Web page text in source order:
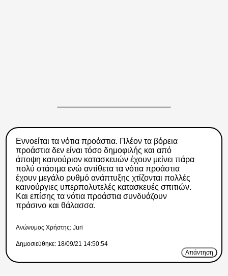
Εννοείται τα νότια προάστια. Πλέον τα βόρεια
προάστια δεν είναι τόσο δημοφιλής και από
άποψη καινούριον κατασκευών έχουν μείνει πάρα
πολύ στάσιμα ενώ αντίθετα τα νότια προάστια
έχουν μεγάλο ρυθμό ανάπτυξης χτίζονται πολλές
καινούργιες υπερπολυτελές κατασκευές σπιτιών.
Και επίσης τα νότια προάστια συνδυάζουν
πράσινο και θάλασσα.
Ανώνυμος Xρήστης: Juri
Δημοσιεύθηκε: 18/09/21 14:50:54
Απάντηση